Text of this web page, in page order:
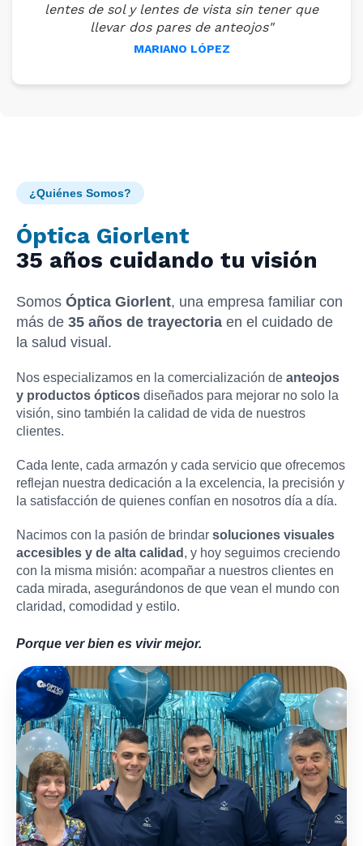
lentes de sol y lentes de vista sin tener que
llevar dos pares de anteojos"
MARIANO LÓPEZ
¿Quiénes Somos?
Óptica Giorlent
35 años cuidando tu visión
Somos Óptica Giorlent, una empresa familiar con
más de 35 años de trayectoria en el cuidado de
la salud visual.
Nos especializamos en la comercialización de anteojos
y productos ópticos diseñados para mejorar no solo la
visión, sino también la calidad de vida de nuestros
clientes.
Cada lente, cada armazón y cada servicio que ofrecemos
reflejan nuestra dedicación a la excelencia, la precisión y
la satisfacción de quienes confían en nosotros día a día.
Nacimos con la pasión de brindar soluciones visuales
accesibles y de alta calidad , y hoy seguimos creciendo
con la misma misión: acompañar a nuestros clientes en
cada mirada, asegurándonos de que vean el mundo con
claridad, comodidad y estilo.
Porque ver bien es vivir mejor.